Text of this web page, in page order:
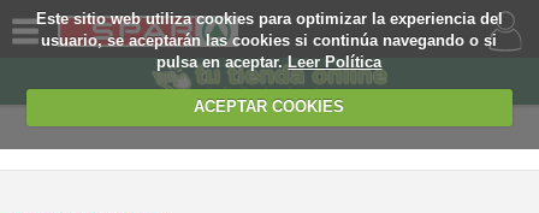
Este sitio web utiliza cookies para optimizar la experiencia del
usuario, se aceptarán las cookies si continúa navegando o si
pulsa en aceptar.Leer Política
ACEPTAR COOKIES
SOMOS